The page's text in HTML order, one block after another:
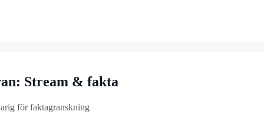
Stream & fakta
för faktagranskning